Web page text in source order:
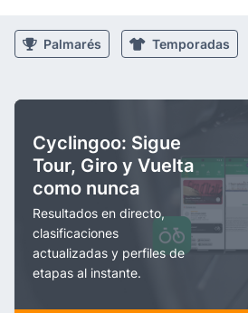
Palmarés Temporadas
Cyclingoo: Sigue
Tour, Giro y Vuelta
como nunca
Resultados en directo,
clasificaciones
actualizadas y perfiles de
etapas al instante.